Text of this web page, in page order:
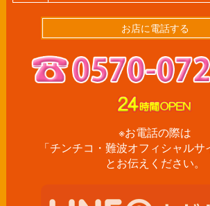
お店に電話する
※お電話の際は
「チンチコ・難波オフィシャルサ
とお伝えください。